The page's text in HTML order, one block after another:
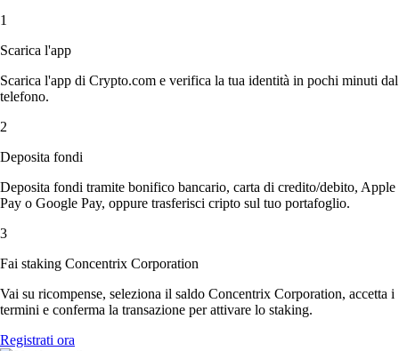
1
Scarica l'app
Scarica l'app di Crypto.com e verifica la tua identità in pochi minuti dal
telefono.
2
Deposita fondi
Deposita fondi tramite bonifico bancario, carta di credito/debito, Apple
Pay o Google Pay, oppure trasferisci cripto sul tuo portafoglio.
3
Fai staking Concentrix Corporation
Vai su ricompense, seleziona il saldo Concentrix Corporation, accetta i
termini e conferma la transazione per attivare lo staking.
Registrati ora